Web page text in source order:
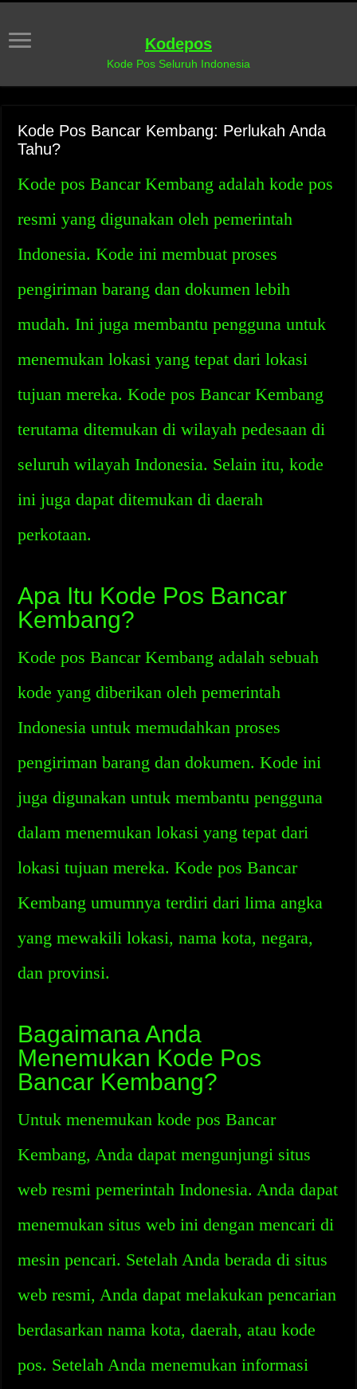
Kodepos
Kode Pos Seluruh Indonesia
Kode Pos Bancar Kembang: Perlukah Anda
Tahu?
Kode pos Bancar Kembang adalah kode pos
resmi yang digunakan oleh pemerintah
Indonesia. Kode ini membuat proses
pengiriman barang dan dokumen lebih
mudah. Ini juga membantu pengguna untuk
menemukan lokasi yang tepat dari lokasi
tujuan mereka. Kode pos Bancar Kembang
terutama ditemukan di wilayah pedesaan di
seluruh wilayah Indonesia. Selain itu, kode
ini juga dapat ditemukan di daerah
perkotaan.
Apa Itu Kode Pos Bancar
Kembang?
Kode pos Bancar Kembang adalah sebuah
kode yang diberikan oleh pemerintah
Indonesia untuk memudahkan proses
pengiriman barang dan dokumen. Kode ini
juga digunakan untuk membantu pengguna
dalam menemukan lokasi yang tepat dari
lokasi tujuan mereka. Kode pos Bancar
Kembang umumnya terdiri dari lima angka
yang mewakili lokasi, nama kota, negara,
dan provinsi.
Bagaimana Anda
Menemukan Kode Pos
Bancar Kembang?
Untuk menemukan kode pos Bancar
Kembang, Anda dapat mengunjungi situs
web resmi pemerintah Indonesia. Anda dapat
menemukan situs web ini dengan mencari di
mesin pencari. Setelah Anda berada di situs
web resmi, Anda dapat melakukan pencarian
berdasarkan nama kota, daerah, atau kode
pos. Setelah Anda menemukan informasi